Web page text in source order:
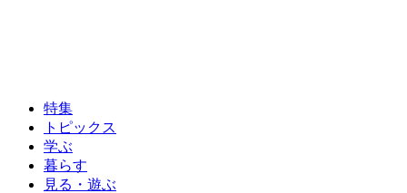
特集
トピックス
学ぶ
暮らす
見る・遊ぶ